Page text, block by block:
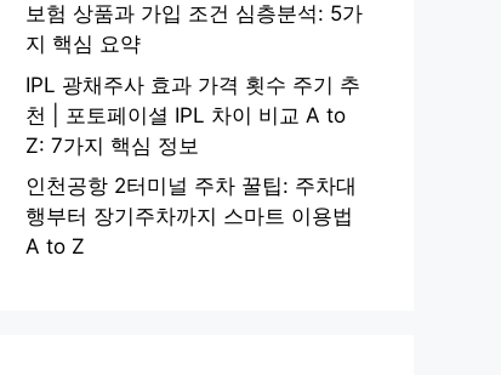
보험 상품과 가입 조건 심층분석: 5가
지 핵심 요약
IPL 광채주사 효과 가격 횟수 주기 추
천 | 포토페이셜 IPL 차이 비교 A to
Z: 7가지 핵심 정보
인천공항 2터미널 주차 꿀팁: 주차대
행부터 장기주차까지 스마트 이용법
A to Z